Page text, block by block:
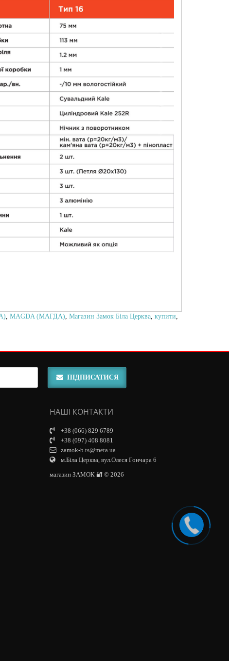
, MAGDA (МАГДА), Магазин Замок Біла Церква, купити,
ПІДПИСАТИСЯ
НАШІ КОНТАКТИ
+38 (066) 829 6789
+38 (097) 408 8081
zamok-b.ts@meta.ua
м.Біла Церква, вул.Олеся Гончара 6
магазин ЗАМОК 🔐 © 2026